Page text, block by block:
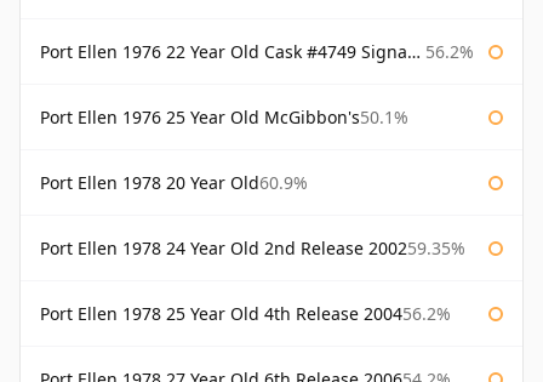
Port Ellen 1976 22 Year Old Cask #4749 Signatory 56.2%
Port Ellen 1976 25 Year Old McGibbon's50.1%
Port Ellen 1978 20 Year Old60.9%
Port Ellen 1978 24 Year Old 2nd Release 200259.35%
Port Ellen 1978 25 Year Old 4th Release 200456.2%